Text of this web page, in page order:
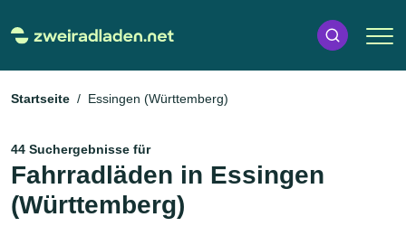
Startseite Essingen (Württemberg)
44 Suchergebnisse für
Fahrradläden in Essingen
(Württemberg)